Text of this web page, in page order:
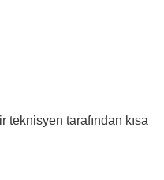
tarafından kısa